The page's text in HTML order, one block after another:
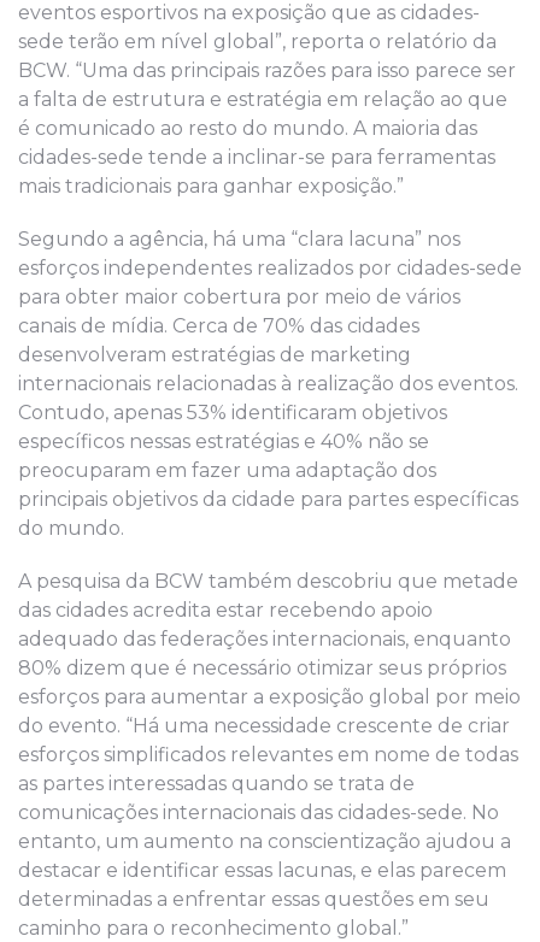
eventos esportivos na exposição que as cidades-
sede terão em nível global”, reporta o relatório da
BCW. “Uma das principais razões para isso parece ser
a falta de estrutura e estratégia em relação ao que
é comunicado ao resto do mundo. A maioria das
cidades-sede tende a inclinar-se para ferramentas
mais tradicionais para ganhar exposição.”
Segundo a agência, há uma “clara lacuna” nos
esforços independentes realizados por cidades-sede
para obter maior cobertura por meio de vários
canais de mídia. Cerca de 70% das cidades
desenvolveram estratégias de marketing
internacionais relacionadas à realização dos eventos.
Contudo, apenas 53% identificaram objetivos
específicos nessas estratégias e 40% não se
preocuparam em fazer uma adaptação dos
principais objetivos da cidade para partes específicas
do mundo.
A pesquisa da BCW também descobriu que metade
das cidades acredita estar recebendo apoio
adequado das federações internacionais, enquanto
80% dizem que é necessário otimizar seus próprios
esforços para aumentar a exposição global por meio
do evento. “Há uma necessidade crescente de criar
esforços simplificados relevantes em nome de todas
as partes interessadas quando se trata de
comunicações internacionais das cidades-sede. No
entanto, um aumento na conscientização ajudou a
destacar e identificar essas lacunas, e elas parecem
determinadas a enfrentar essas questões em seu
caminho para o reconhecimento global.”